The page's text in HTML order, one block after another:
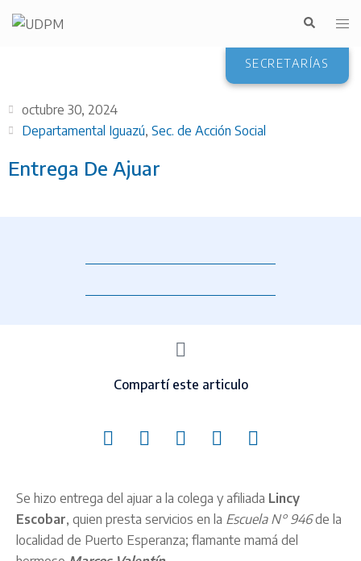
SECRETARÍAS
octubre 30, 2024
Departamental Iguazú, Sec. de Acción Social
Entrega De Ajuar
Compartí este articulo
Se hizo entrega del ajuar a la colega y afiliada Lincy
Escobar, quien presta servicios en la Escuela N° 946de la
localidad de Puerto Esperanza; flamante mamá del